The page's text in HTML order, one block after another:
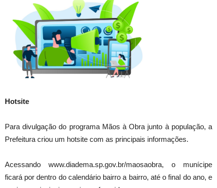
Hotsite
Para divulgação do programa Mãos à Obra junto à população, a
Prefeitura criou um hotsite com as principais informações.
Acessando www.diadema.sp.gov.br/maosaobra, o munícipe
ficará por dentro do calendário bairro a bairro, até o final do ano, e